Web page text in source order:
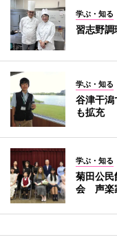
学ぶ・知る
習志野調
学ぶ・知る
谷津干
も拡充
学ぶ・知る
菊田公民
会 声楽